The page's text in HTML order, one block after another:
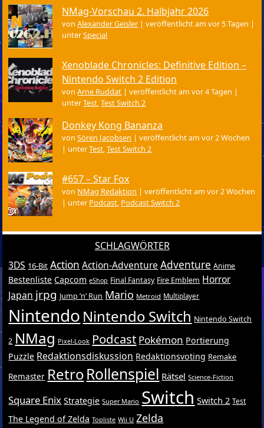
NMag-Vorschau 2. Halbjahr 2026
vonAlexander Geisler |veröffentlicht am vor 5 Tagen |
unterSpecial
Xenoblade Chronicles: Definitive Edition –
Nintendo Switch 2 Edition
vonArne Ruddat |veröffentlicht am vor 4 Tagen |
unterTest,Test Switch 2
Donkey Kong Bananza
vonSören Jacobsen |veröffentlicht am vor 2 Wochen
| unterTest,Test Switch 2
#657 – Star Fox
von NMag Redaktion |veröffentlicht am vor 2 Wochen
| unter Podcast, Podcast Switch 2
SCHLAGWÖRTER
3DS 16-Bit Action Action-Adventure Adventure Anime
Bestenliste Capcom eShop Final Fantasy Fire Emblem Horror
Japan jrpg Jump ’n’ Run Mario Metroid Multiplayer
Nintendo Nintendo Switch Nintendo Switch
2 NMag Pixel-Look Podcast Pokémon Portierung
Puzzle Redaktionsdiskussion Redaktionsvoting Remake
Remaster RetroRollenspiel Rätsel Science-Fiction
Square Enix Strategie Super Mario Switch Switch 2 Test
The Legend of Zelda Topliste Wii U Zelda